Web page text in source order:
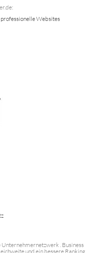
Websites
Unternehmernetzwerk . Business
und ein bessere Ranking